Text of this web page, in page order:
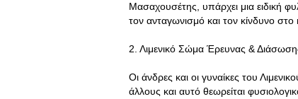
Μασαχουσέτης, υπάρχει μια ειδική
τον ανταγωνισμό και τον κίνδυνο στο
2. Λιμενικό Σώμα Έρευνας &
Οι άνδρες και οι γυναίκες του
άλλους και αυτό θεωρείται